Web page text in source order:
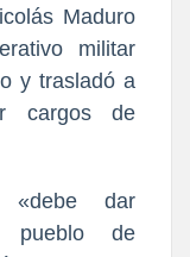
Maduro
militar
y trasladó a
cargos de
«debe dar
pueblo de